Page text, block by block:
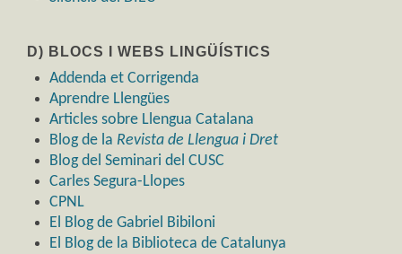
D) BLOCS I WEBS LINGÜÍSTICS
Addenda et Corrigenda
Aprendre Llengües
Articles sobre Llengua Catalana
Blog de la Revista de Llengua i Dret
Blog del Seminari del CUSC
Carles Segura-Llopes
CPNL
El Blog de Gabriel Bibiloni
El Blog de la Biblioteca de Catalunya